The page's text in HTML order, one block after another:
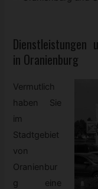
Dienstleistungen
in Oranienburg
Vermutlich
haben Sie
im
Stadtgebiet
von
Oranienbur
g eine